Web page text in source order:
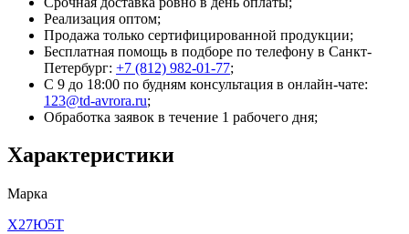
Реализация оптом;
Продажа только сертифицированной продукции;
Бесплатная помощь в подборе по телефону в Санкт-
Петербург: +7 (812) 982-01-77;
С 9 до 18:00 по будням консультация в онлайн-чате:
123@td-avrora.ru;
Обработка заявок в течение 1 рабочего дня;
Характеристики
Марка
Х27Ю5Т